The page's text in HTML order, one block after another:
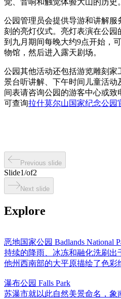
公园管理员会提供导游和讲解
刻的亮灯仪式。亮灯表演在公园
到九月期间每晚大约9点开始，
物馆，然后进入露天剧场。
公园其他活动还包括游览雕刻
景台听讲解、下午时间儿童活
间表请咨询公园的游客中心或致
可查询拉什莫尔山国家纪念公园
Previous slide
Slide1/of2
Next slide
Explore
恶地国家公园 Badlands National
持续的降雨、冰冻和融化洗刷
他州西南部的大平原描绘了色彩
瀑布公园 Falls Park
苏瀑市就以此自然美景命名，象